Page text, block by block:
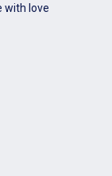
with love